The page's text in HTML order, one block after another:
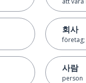
회사
사람
person